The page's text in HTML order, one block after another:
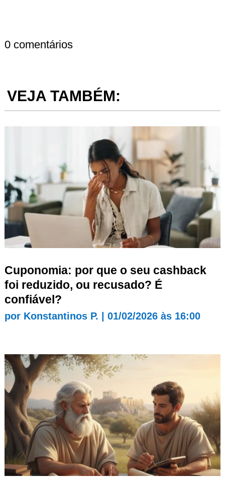
0 comentários
VEJA TAMBÉM:
Cuponomia: por que o seu cashback
foi reduzido, ou recusado? É
confiável?
por Konstantinos P. 01/02/2026 às 16:00